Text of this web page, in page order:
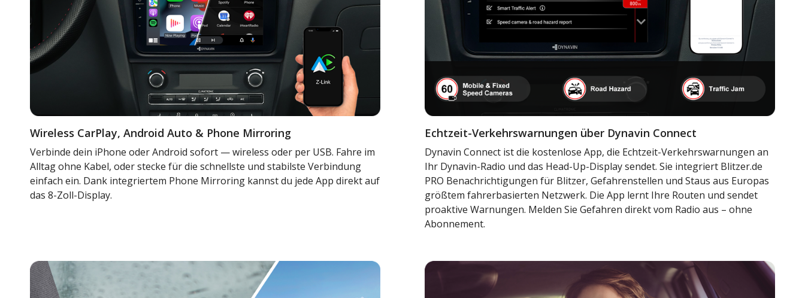
Wireless CarPlay, Android Auto & Phone Mirroring
Verbinde dein iPhone oder Android sofort — wireless oder per USB. Fahre im
Alltag ohne Kabel, oder stecke für die schnellste und stabilste Verbindung
einfach ein. Dank integriertem Phone Mirroring kannst du jede App direkt auf
das 8-Zoll-Display.
Echtzeit-Verkehrswarnungen über Dynavin Connect
Dynavin Connect ist die kostenlose App, die Echtzeit-Verkehrswarnungen an
Ihr Dynavin-Radio und das Head-Up-Display sendet. Sie integriert Blitzer.de
PRO Benachrichtigungen für Blitzer, Gefahrenstellen und Staus aus Europas
größtem fahrerbasierten Netzwerk. Die App lernt Ihre Routen und sendet
proaktive Warnungen. Melden Sie Gefahren direkt vom Radio aus – ohne
Abonnement.